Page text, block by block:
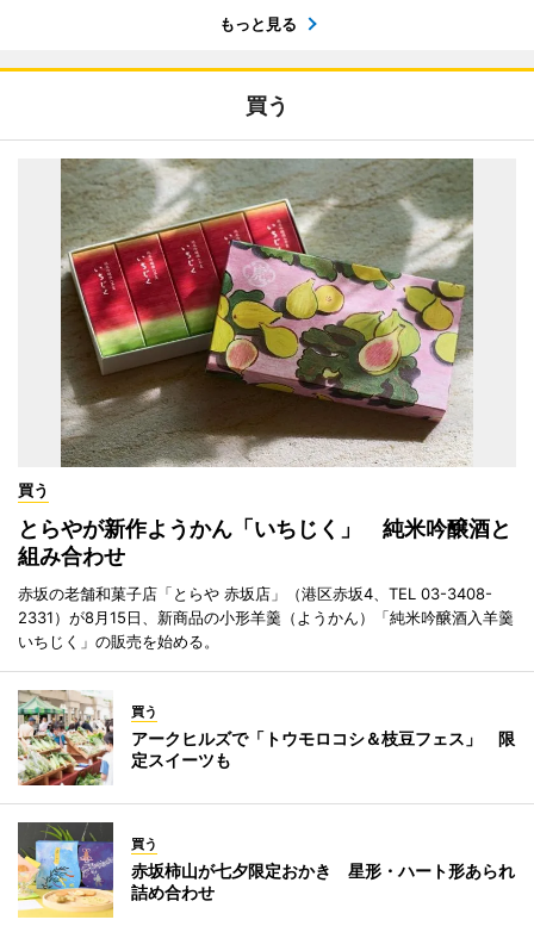
もっと見る
買う
買う
とらやが新作ようかん「いちじく」 純米吟醸酒と
組み合わせ
赤坂の老舗和菓子店「とらや 赤坂店」（港区赤坂4、TEL 03-3408-
2331）が8月15日、新商品の小形羊羹（ようかん）「純米吟醸酒入羊羹
いちじく」の販売を始める。
買う
アークヒルズで「トウモロコシ＆枝豆フェス」 限
定スイーツも
買う
赤坂柿山が七夕限定おかき 星形・ハート形あられ
詰め合わせ